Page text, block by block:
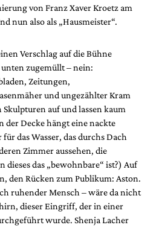
von Franz Xaver Kroetz am
nun also als „Hausmeister“.
Verschlag auf die Bühne
unten zugemüllt – nein:
Zeitungen,
und ungezählter Kram
auf und lassen kaum
der Decke hängt eine nackte
das Wasser, das durchs Dach
Zimmer aussehen, die
dieses das „bewohnbare“ ist?) Auf
den Rücken zum Publikum: Aston.
ruhender Mensch – wäre da nicht
dieser Eingriff, der in einer
wurde. Shenja Lacher